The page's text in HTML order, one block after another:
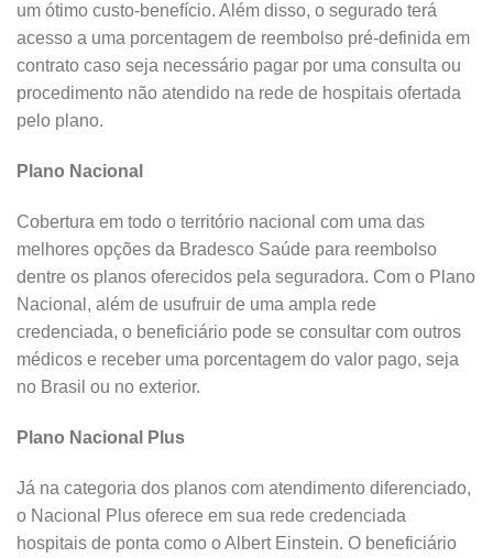
um ótimo custo-benefício. Além disso, o segurado terá
acesso a uma porcentagem de reembolso pré-definida em
contrato caso seja necessário pagar por uma consulta ou
procedimento não atendido na rede de hospitais ofertada
pelo plano.
Plano Nacional
Cobertura em todo o território nacional com uma das
melhores opções da Bradesco Saúde para reembolso
dentre os planos oferecidos pela seguradora. Com o Plano
Nacional, além de usufruir de uma ampla rede
credenciada, o beneficiário pode se consultar com outros
médicos e receber uma porcentagem do valor pago, seja
no Brasil ou no exterior.
Plano Nacional Plus
Já na categoria dos planos com atendimento diferenciado,
o Nacional Plus oferece em sua rede credenciada
hospitais de ponta como o Albert Einstein. O beneficiário